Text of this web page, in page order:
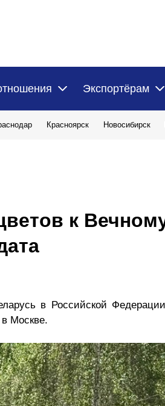
Экспортёрам
Красноярск Новосибирск
к
в Российской
Москве.